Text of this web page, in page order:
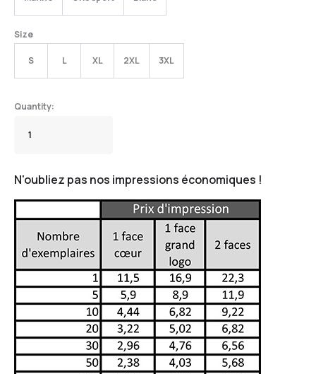
Size
S L XL 2XL 3XL
N'oubliez pas nos impressions économiques !